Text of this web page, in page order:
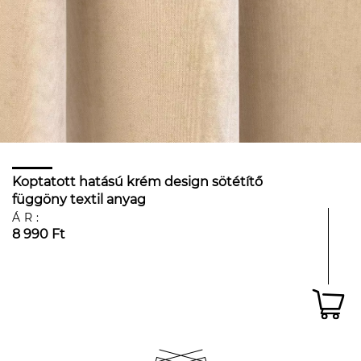
Koptatott hatású krém design sötétítő
függöny textil anyag
ÁR:
8 990 Ft